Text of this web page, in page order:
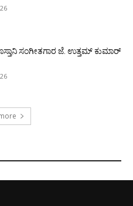
ಸಂಗೀತಗಾರ ಜೆ. ಉತ್ತಮ್ ಕುಮಾರ್